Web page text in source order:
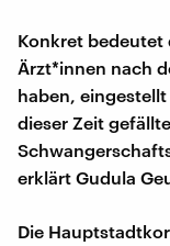
Konkret bedeutet
Ärzt*innen nach
haben,
dieser Zeit
erklärt Gudula
Die